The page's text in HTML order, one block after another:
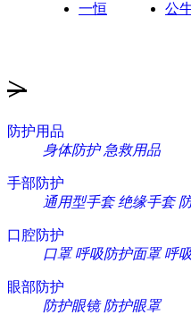
一恒 公
>
防护用品
身体防护 急救用品
手部防护
通用型手套 绝缘手套
口腔防护
口罩 呼吸防护面罩 呼
眼部防护
防护眼镜 防护眼罩